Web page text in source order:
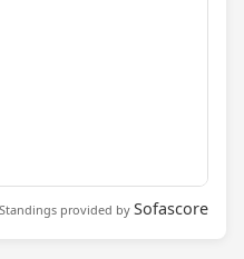
Standings provided by Sofascore